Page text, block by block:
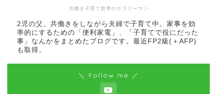
共働き子育て世帯のサラリーマン
2児の父。共働きをしながら夫婦で子育て中。家事を効
率的にするための「便利家電」、「子育てで役にだった
事」なんかをまとめたブログです。最近FP2級(＋AFP)
も取得。
＼ Follow me ／